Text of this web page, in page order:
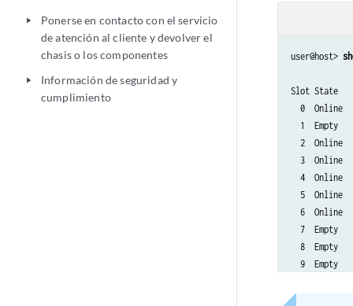
play_arrow
Ponerse en contacto con el servicio
de atención al cliente y devolver el
chasis o los componentes
play_arrow
Información de seguridad y
cumplimiento
user@host>
Slot State
0  Online
  1  Empty
2  Online
3  Online
4  Online
5  Online
6  Online
  7  Empty
  8  Empty
  9  Empty
11